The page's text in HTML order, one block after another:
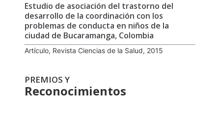
Estudio de asociación del trastorno del
desarrollo de la coordinación con los
problemas de conducta en niños de la
ciudad de Bucaramanga, Colombia
Artículo, Revista Ciencias de la Salud, 2015
PREMIOS Y
Reconocimientos